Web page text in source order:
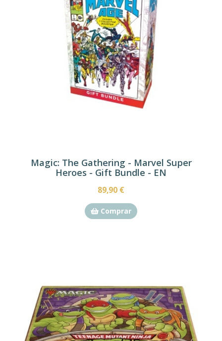
Magic: The Gathering - Marvel Super
Heroes - Gift Bundle - EN
89,90 €
Comprar